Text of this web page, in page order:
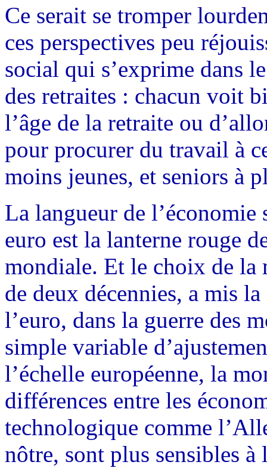
Ce serait se tromper
ces perspectives peu
social qui s’exprime dans
des retraites : chacun voit
l’âge de la retraite ou
pour procurer du travail à
moins jeunes, et seniors à
La langueur de l’économie
euro est la lanterne rouge
mondiale. Et le choix de
de deux décennies, a mis
l’euro, dans la guerre des
simple variable
l’échelle européenne, la
différences entre les
technologique comme
nôtre, sont plus sensibles